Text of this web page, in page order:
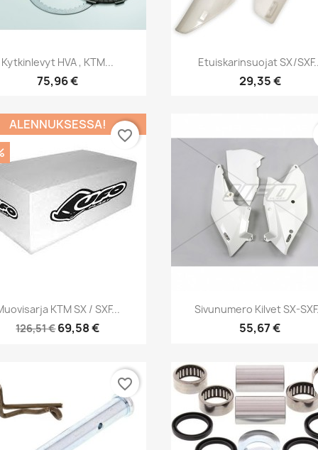
Pikakatselu
Kytkinlevyt HVA , KTM...
75,96 €
Pikakatselu
Etuiskarinsuojat SX/
29,35 €
Pikakatselu
KTM SX / SXF...
126,51 €69,58 €
ALENNUKSESSA!
favorite_border
Pikakatselu
Sivunumero Kilvet SX-
55,67 €
favorite_border